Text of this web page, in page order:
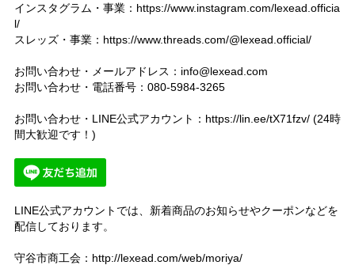
インスタグラム・事業：https://www.instagram.com/lexead.officia
l/
スレッズ・事業：https://www.threads.com/@lexead.official/
お問い合わせ・メールアドレス： info@lexead.com
お問い合わせ・電話番号：080-5984-3265
お問い合わせ・LINE公式アカウント：https://lin.ee/tX71fzv/ (24時
間大歓迎です！)
LINE公式アカウントでは、新着商品のお知らせやクーポンなどを
配信しております。
守谷市商工会：http://lexead.com/web/moriya/